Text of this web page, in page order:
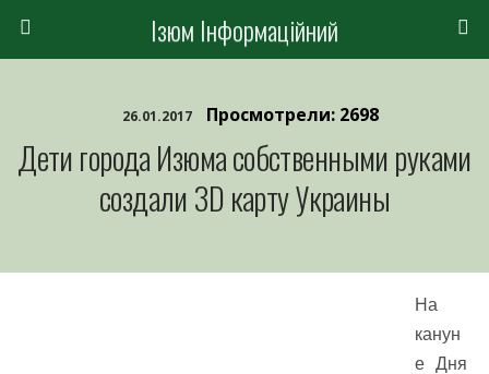
Ізюм Інформаційний
26.01.2017 Просмотрели: 2698
Дети города Изюма собственными руками
создали 3D карту Украины
На
канун
е Дня